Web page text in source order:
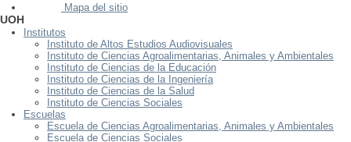
Mapa del sitio
UOH
Institutos
Instituto de Altos Estudios Audiovisuales
Instituto de Ciencias Agroalimentarias, Animales y Ambientales
Instituto de Ciencias de la Educación
Instituto de Ciencias de la Ingeniería
Instituto de Ciencias de la Salud
Instituto de Ciencias Sociales
Escuelas
Escuela de Ciencias Agroalimentarias, Animales y Ambientales
Escuela de Ciencias Sociales